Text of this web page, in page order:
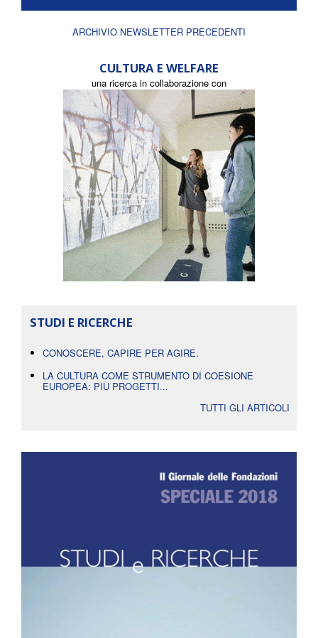
ARCHIVIO NEWSLETTER PRECEDENTI
CULTURA E WELFARE
una ricerca in collaborazione con
STUDI E RICERCHE
CONOSCERE, CAPIRE PER AGIRE.
LA CULTURA COME STRUMENTO DI COESIONE
EUROPEA: PIÙ PROGETTI...
TUTTI GLI ARTICOLI